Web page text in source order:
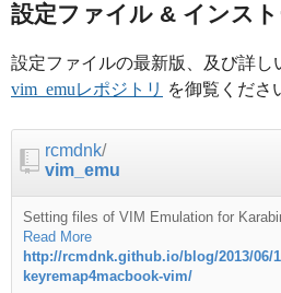
設定ファイル & インス
設定ファイルの最新版、及び詳し
vim_emuレポジトリ を御覧くださ
rcmdnk/
vim_emu
Setting files of VIM Emulation for
Read More
http://rcmdnk.github.io/blog/2013/06/
keyremap4macbook-vim/